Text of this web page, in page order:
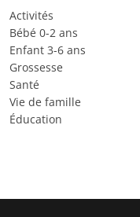
Activités
Bébé 0-2 ans
Enfant 3-6 ans
Grossesse
Santé
Vie de famille
Éducation